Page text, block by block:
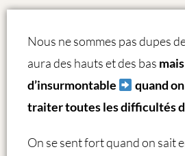
Nous ne sommes pas dupes
aura des hauts et des bas
d’insurmontable
quand
traiter toutes les difficultés
On se sent fort quand on sait